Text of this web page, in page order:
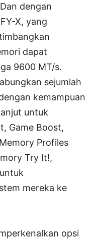
dengan
X, yang
dapat
9600 MT/s.
sejumlah
kemampuan
untuk
Game Boost,
Profiles
Try It!,
mereka ke
opsi